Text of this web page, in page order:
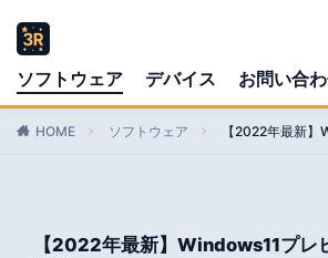
ソフトウェア デバイス お問い合
HOME ソフトウェア 【2022年最新
【2022年最新】Windows11プレ